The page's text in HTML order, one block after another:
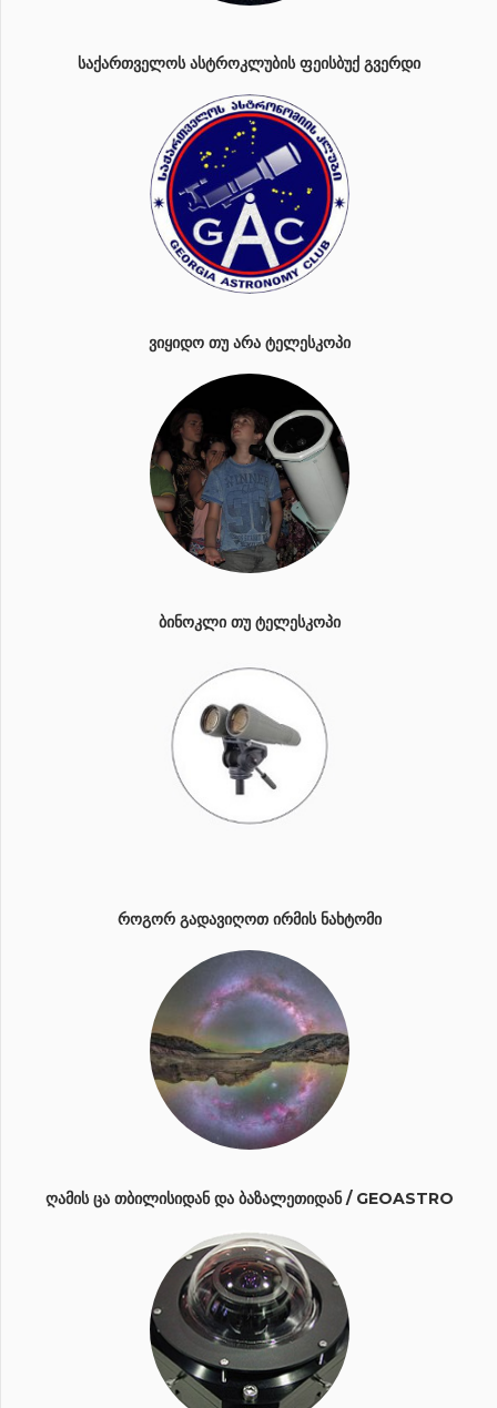
ᲡᲐᲥᲐᲠᲗᲕᲔᲚᲝᲡ ᲐᲡᲢᲠᲝᲙᲚᲣᲑᲘᲡ ᲤᲔᲘᲡᲑᲣᲥ ᲒᲕᲔᲠᲓᲘ
ᲕᲘᲧᲘᲓᲝ ᲗᲣ ᲐᲠᲐ ᲢᲔᲚᲔᲡᲙᲝᲞᲘ
ᲑᲘᲜᲝᲙᲚᲘ ᲗᲣ ᲢᲔᲚᲔᲡᲙᲝᲞᲘ
ᲠᲝᲒᲝᲠ ᲒᲐᲓᲐᲕᲘᲦᲝᲗ ᲘᲠᲛᲘᲡ ᲜᲐᲮᲢᲝᲛᲘ
ᲦᲐᲛᲘᲡ ᲪᲐ ᲗᲑᲘᲚᲘᲡᲘᲓᲐᲜ ᲓᲐ ᲑᲐᲖᲐᲚᲔᲗᲘᲓᲐᲜ / GEOASTRO